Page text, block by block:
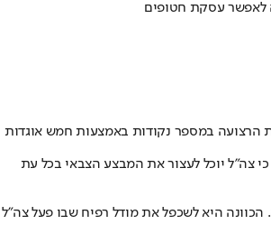
לאפשר עסקת חטופים
התוכנית, צה"ל יבתר את הרצועה במספר נקודות באמצעות חמש אוגדות
צה"ל יוכל לעצור את המבצע הצבאי בכל עת
היא לשכפל את מודל רפיח שבו פעל צה"ל